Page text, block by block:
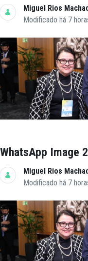
Miguel Rios
Modificado há 7
WhatsApp Image
Miguel Rios
Modificado há 7